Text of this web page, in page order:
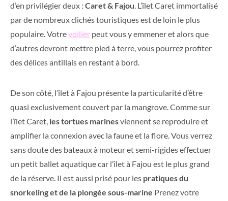
d’en privilégier deux : Caret & Fajou. L’îlet Caret immortalisé
par de nombreux clichés touristiques est de loin le plus
populaire. Votrevoilier peut vous y emmener et alors que
d’autres devront mettre pied à terre, vous pourrez profiter
des délices antillais en restant à bord.
De son côté, l’îlet à Fajou présente la particularité d’être
quasi exclusivement couvert par la mangrove. Comme sur
l’îlet Caret, les tortues marinesviennent se reproduire et
amplifier la connexion avec la faune et la flore. Vous verrez
sans doute des bateaux à moteur et semi-rigides effectuer
un petit ballet aquatique car l’îlet à Fajou est le plus grand
de la réserve. Il est aussi prisé pour les pratiques du
snorkeling et de la plongée sous-marine Prenez votre